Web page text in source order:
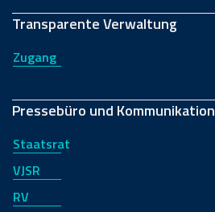
Transparente Verwaltung
Zugang
Pressebüro und Kommunikation
Staatsrat
VJSR
RV